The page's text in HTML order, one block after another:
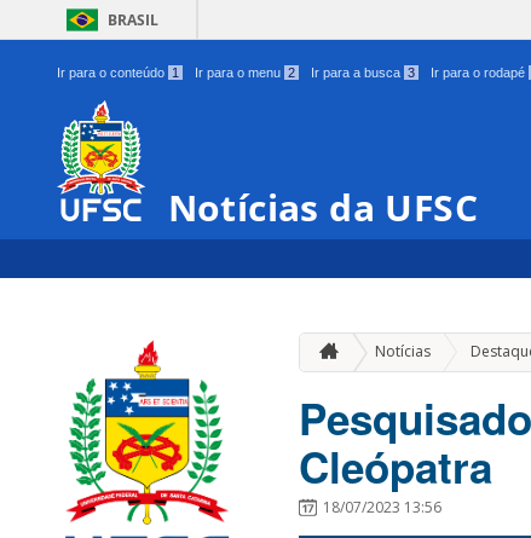
BRASIL
Ir para o conteúdo 1 Ir para o menu 2 Ir para a busca 3 Ir para o rodapé
Notícias da UFSC
Notícias
Cleópatra
18/07/2023 13:56